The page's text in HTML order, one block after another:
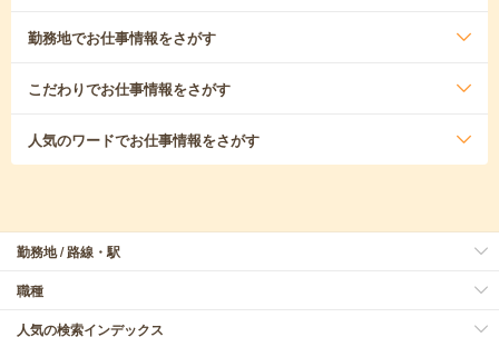
勤務地でお仕事情報をさがす
こだわりでお仕事情報をさがす
人気のワードでお仕事情報をさがす
勤務地 / 路線・駅
職種
人気の検索インデックス